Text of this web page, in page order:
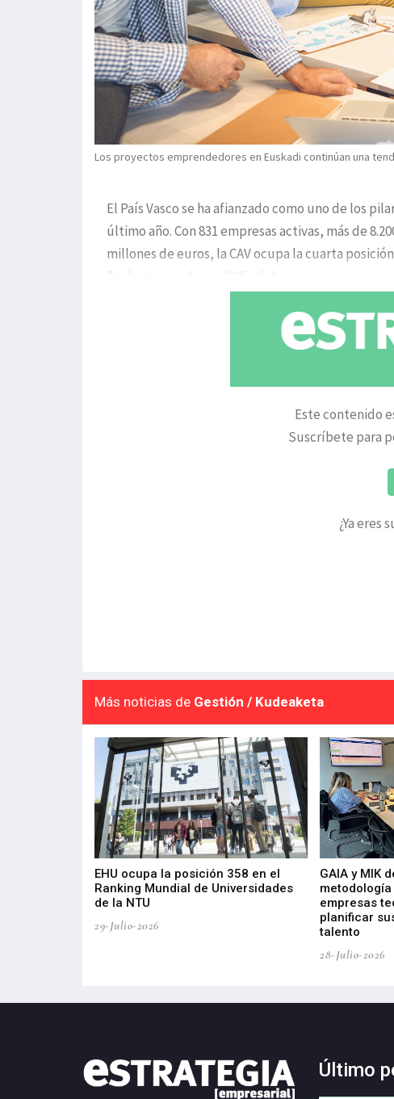
Los proyectos emprendedores en Euskadi continúan una
El País Vasco se ha afianzado como uno de los
último año. Con 831 empresas activas, más de
millones de euros, la CAV ocupa la cuarta
Tech e Innovadoras 2025, elab
Este contenido
Suscríbete para
¿Ya eres
Más noticias de Gestión / Kudeaketa
EHU ocupa la posición 358 en el
Ranking Mundial de Universidades
de la NTU
29-Julio-2026
GAIA y MIK
empresas
planificar
talento
28-Julio-2026
Último